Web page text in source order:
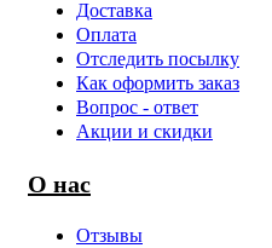
Доставка
Оплата
Отследить посылку
Как оформить заказ
Вопрос - ответ
Акции и скидки
О нас
Отзывы